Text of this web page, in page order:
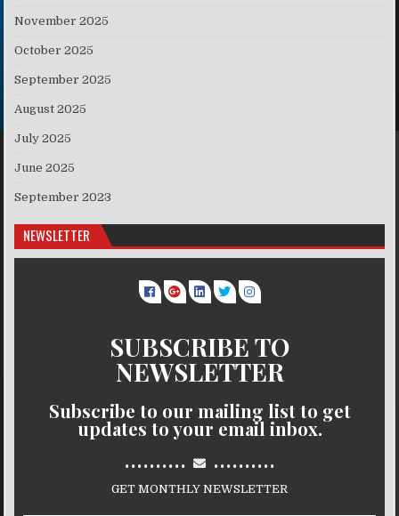
November 2025
October 2025
September 2025
August 2025
July 2025
June 2025
September 2023
NEWSLETTER
SUBSCRIBE TO
NEWSLETTER
Subscribe to our mailing list to get
updates to your email inbox.
.......... ..........
GET MONTHLY NEWSLETTER